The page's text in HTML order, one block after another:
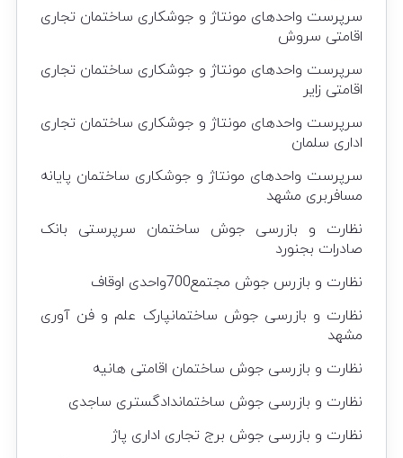
سرپرست واحدهای مونتاژ و جوشکاری ساختمان تجاری
اقامتی سروش
سرپرست واحدهای مونتاژ و جوشکاری ساختمان تجاری
اقامتی زایر
سرپرست واحدهای مونتاژ و جوشکاری ساختمان تجاری
اداری سلمان
سرپرست واحدهای مونتاژ و جوشکاری ساختمان پایانه
مسافربری مشهد
نظارت و بازرسی جوش ساختمان سرپرستی بانک
صادرات بجنورد
نظارت و بازرس جوش مجتمع700واحدی اوقاف
نظارت و بازرسی جوش ساختمانپارک علم و فن آوری
مشهد
نظارت و بازرسی جوش ساختمان اقامتی هانیه
نظارت و بازرسی جوش ساختماندادگستری ساجدی
نظارت و بازرسی جوش برج تجاری اداری پاژ